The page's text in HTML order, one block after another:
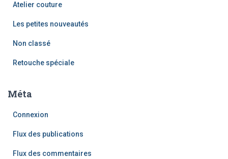
Atelier couture
Les petites nouveautés
Non classé
Retouche spéciale
Méta
Connexion
Flux des publications
Flux des commentaires